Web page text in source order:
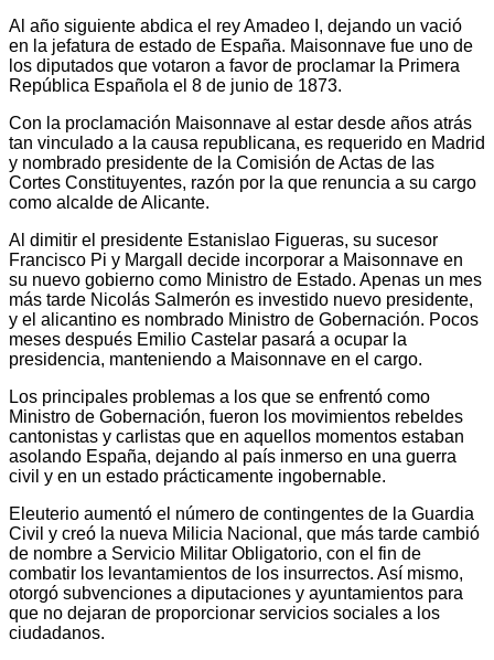
Al año siguiente abdica el rey Amadeo I, dejando un vació
en la jefatura de estado de España. Maisonnave fue uno de
los diputados que votaron a favor de proclamar la Primera
República Española el 8 de junio de 1873.
Con la proclamación Maisonnave al estar desde años atrás
tan vinculado a la causa republicana, es requerido en Madrid
y nombrado presidente de la Comisión de Actas de las
Cortes Constituyentes, razón por la que renuncia a su cargo
como alcalde de Alicante.
Al dimitir el presidente Estanislao Figueras, su sucesor
Francisco Pi y Margall decide incorporar a Maisonnave en
su nuevo gobierno como Ministro de Estado. Apenas un mes
más tarde Nicolás Salmerón es investido nuevo presidente,
y el alicantino es nombrado Ministro de Gobernación. Pocos
meses después Emilio Castelar pasará a ocupar la
presidencia, manteniendo a Maisonnave en el cargo.
Los principales problemas a los que se enfrentó como
Ministro de Gobernación, fueron los movimientos rebeldes
cantonistas y carlistas que en aquellos momentos estaban
asolando España, dejando al país inmerso en una guerra
civil y en un estado prácticamente ingobernable.
Eleuterio aumentó el número de contingentes de la Guardia
Civil y creó la nueva Milicia Nacional, que más tarde cambió
de nombre a Servicio Militar Obligatorio, con el fin de
combatir los levantamientos de los insurrectos. Así mismo,
otorgó subvenciones a diputaciones y ayuntamientos para
que no dejaran de proporcionar servicios sociales a los
ciudadanos.